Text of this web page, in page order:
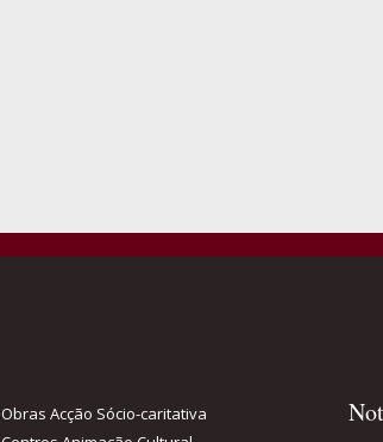
Obras Acção Sócio-caritativa